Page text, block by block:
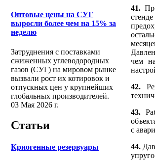
Оптовые цены на СУГ
выросли более чем на 15% за
неделю
Затруднения с поставками
сжиженных углеводородных
газов (СУГ) на мировом рынке
вызвали рост их котировок и
отпускных цен у крупнейших
глобальных производителей.
03 Мая 2026 г.
Статьи
Криогенные резервуары
41.
чем
42.
43.
с
44.